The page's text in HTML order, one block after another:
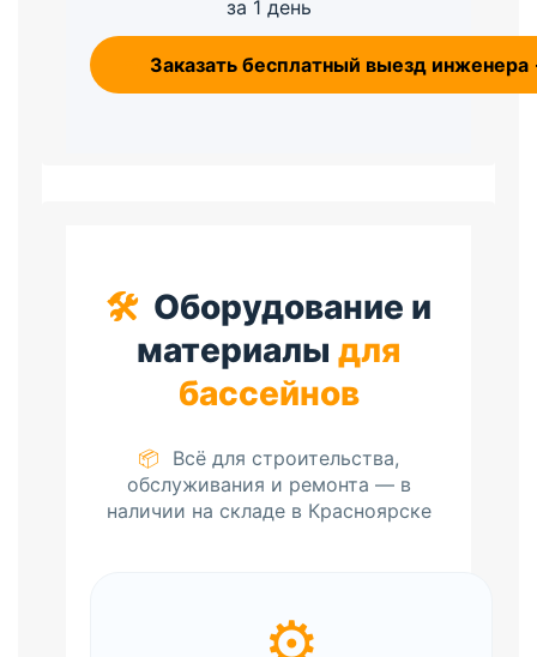
за 1 день
Заказать бесплатный выезд
🛠️ Оборудование и
материалы для
бассейнов
📦
Всё для строительства,
обслуживания и ремонта — в
наличии на складе в Красноярске